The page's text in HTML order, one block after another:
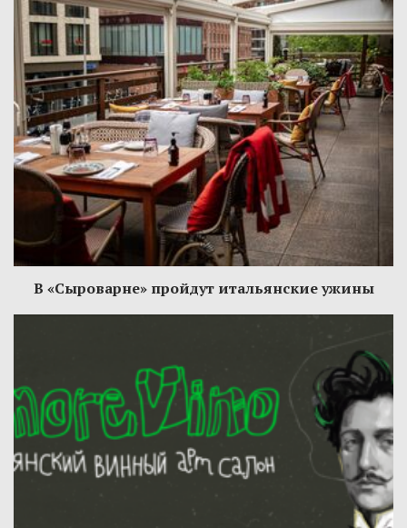
В «Сыроварне» пройдут итальянские ужины